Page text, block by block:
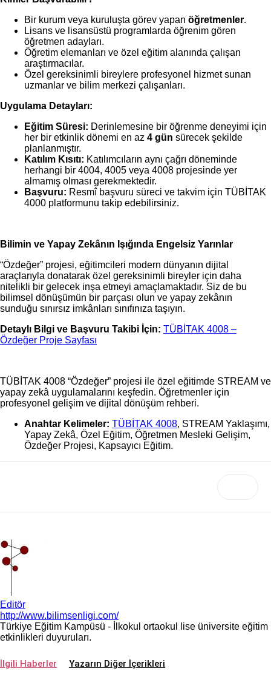
Bir kurum veya kuruluşta görev yapan öğretmenler.
Lisans ve lisansüstü programlarda öğrenim gören
öğretmen adayları.
Öğretim elemanları ve özel eğitim alanında çalışan
araştırmacılar.
Özel gereksinimli bireylere profesyonel hizmet sunan
uzmanlar ve bilim merkezi çalışanları.
Uygulama Detayları:
Eğitim Süresi: Derinlemesine bir öğrenme deneyimi için
her bir etkinlik dönemi en az 4 gün sürecek şekilde
planlanmıştır.
Katılım Kısıtı: Katılımcıların aynı çağrı döneminde
herhangi bir 4004, 4005 veya 4008 projesinde yer
almamış olması gerekmektedir.
Başvuru: Resmî başvuru süreci ve takvim için TÜBİTAK
4000 platformunu takip edebilirsiniz.
Bilimin ve Yapay Zekânın Işığında Engelsiz Yarınlar
“Özdeğer” projesi, eğitimcileri modern dünyanın dijital
araçlarıyla donatarak özel gereksinimli bireyler için daha
nitelikli bir gelecek inşa etmeyi amaçlamaktadır. Siz de bu
bilimsel dönüşümün bir parçası olun ve yapay zekânın
sunduğu sınırsız imkânları sınıfınıza taşıyın.
Detaylı Bilgi ve Başvuru Takibi İçin: TÜBİTAK 4008 –
Özdeğer Proje Sayfası
TÜBİTAK 4008 “Özdeğer” projesi ile özel eğitimde STREAM ve
yapay zekâ uygulamalarını keşfedin. Öğretmenler için
profesyonel gelişim ve dijital dönüşüm rehberi.
Anahtar Kelimeler: TÜBİTAK 4008, STREAM Yaklaşımı,
Yapay Zekâ, Özel Eğitim, Öğretmen Mesleki Gelişim,
Özdeğer Projesi, Kapsayıcı Eğitim.
Editör
http://www.bilimsenligi.com/
Türkiye Eğitim Kampüsü - İlkokul ortaokul lise üniversite eğitim
etkinlikleri duyuruları.
İlgili Haberler Yazarın Diğer İçerikleri